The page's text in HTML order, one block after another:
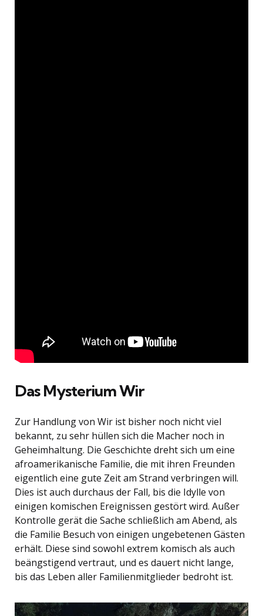
Das Mysterium Wir
Zur Handlung von Wir ist bisher noch nicht viel
bekannt, zu sehr hüllen sich die Macher noch in
Geheimhaltung. Die Geschichte dreht sich um eine
afroamerikanische Familie, die mit ihren Freunden
eigentlich eine gute Zeit am Strand verbringen will.
Dies ist auch durchaus der Fall, bis die Idylle von
einigen komischen Ereignissen gestört wird. Außer
Kontrolle gerät die Sache schließlich am Abend, als
die Familie Besuch von einigen ungebetenen Gästen
erhält. Diese sind sowohl extrem komisch als auch
beängstigend vertraut, und es dauert nicht lange,
bis das Leben aller Familienmitglieder bedroht ist.